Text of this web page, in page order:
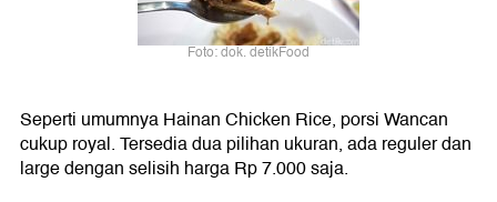
Foto: dok. detikFood
Seperti umumnya Hainan Chicken Rice, porsi Wancan
cukup royal. Tersedia dua pilihan ukuran, ada reguler dan
large dengan selisih harga Rp 7.000 saja.